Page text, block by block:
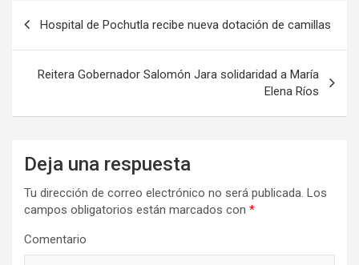
Hospital de Pochutla recibe nueva dotación de camillas
Reitera Gobernador Salomón Jara solidaridad a María
Elena Ríos
Deja una respuesta
Tu dirección de correo electrónico no será publicada. Los
campos obligatorios están marcados con *
Comentario